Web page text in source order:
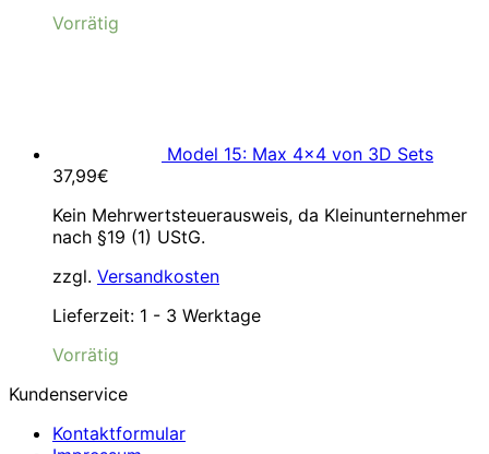
Vorrätig
Model 15: Max 4×4 von 3D Sets
37,99€
Kein Mehrwertsteuerausweis, da Kleinunternehmer
nach §19 (1) UStG.
zzgl. Versandkosten
Lieferzeit: 1 - 3 Werktage
Vorrätig
Kundenservice
Kontaktformular